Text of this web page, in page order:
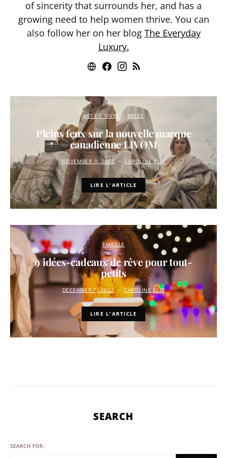
of sincerity that surrounds her, and has a
growing need to help women thrive. You can
also follow her on her blog The Everyday
Luxury.
ART DE VIVRE MODE
Pleins feux sur la nouvelle marque
canadienne LIVØM
NOVEMBER 9, 2022 CAROLINE ELIE
LIRE L'ARTICLE
FAMILLE
9 idées-cadeaux de rêve pour tout-
petits
DECEMBER 7, 2022 CAROLINE ELIE
LIRE L'ARTICLE
SEARCH
SEARCH FOR: